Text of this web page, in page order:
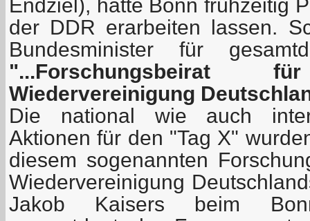
Endziel), hatte Bonn frühzeitig
der DDR erarbeiten lassen.
Bundesminister für
Wiedervereinigung
Die national wie auch
Aktionen für den "Tag X"
diesem sogenannten
Wiedervereinigung
Jakob Kaisers beim